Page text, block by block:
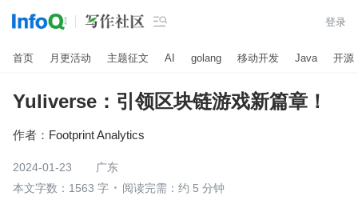
 登录
首页 月更活动 主题征文 AI golang 移动开发 Java 开源
Yuliverse：引领区块链游戏新篇章！
作者： Footprint Analytics
2024-01-23
广东
本文字数：1563 字
阅读完需：约 5 分钟